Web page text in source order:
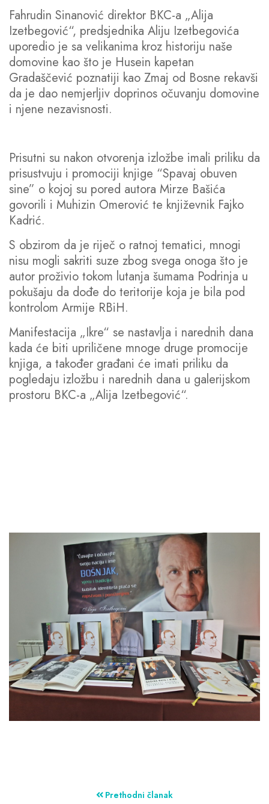
Fahrudin Sinanović direktor BKC-a „Alija
Izetbegović“, predsjednika Aliju Izetbegovića
uporedio je sa velikanima kroz historiju naše
domovine kao što je Husein kapetan
Gradaščević poznatiji kao Zmaj od Bosne rekavši
da je dao nemjerljiv doprinos očuvanju domovine
i njene nezavisnosti.
Prisutni su nakon otvorenja izložbe imali priliku da
prisustvuju i promociji knjige “Spavaj obuven
sine” o kojoj su pored autora Mirze Bašića
govorili i Muhizin Omerović te književnik Fajko
Kadrić.
S obzirom da je riječ o ratnoj tematici, mnogi
nisu mogli sakriti suze zbog svega onoga što je
autor proživio tokom lutanja šumama Podrinja u
pokušaju da dođe do teritorije koja je bila pod
kontrolom Armije RBiH.
Manifestacija „Ikre“ se nastavlja i narednih dana
kada će biti upriličene mnoge druge promocije
knjiga, a također građani će imati priliku da
pogledaju izložbu i narednih dana u galerijskom
prostoru BKC-a „Alija Izetbegović“.
Prethodni članak